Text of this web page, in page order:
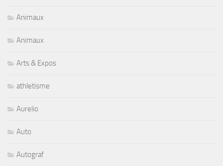
Animaux
Animaux
Arts & Expos
athletisme
Aurelio
Auto
Autograf